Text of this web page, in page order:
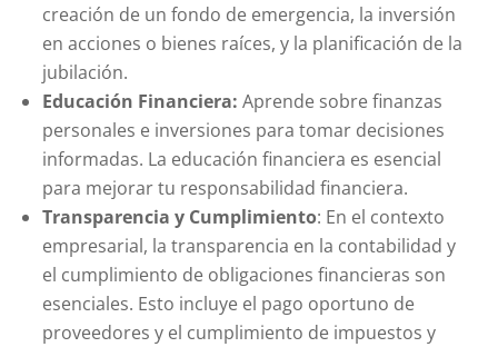
creación de un fondo de emergencia, la inversión
en acciones o bienes raíces, y la planificación de la
jubilación.
Educación Financiera: Aprende sobre finanzas
personales e inversiones para tomar decisiones
informadas. La educación financiera es esencial
para mejorar tu responsabilidad financiera.
Transparencia y Cumplimiento: En el contexto
empresarial, la transparencia en la contabilidad y
el cumplimiento de obligaciones financieras son
esenciales. Esto incluye el pago oportuno de
proveedores y el cumplimiento de impuestos y